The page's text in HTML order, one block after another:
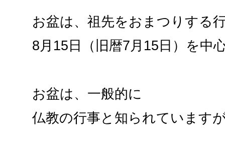
お盆は、祖先をおまつりする
8月15日（旧暦7月15日）を中
お盆は、一般的に
仏教の行事と知られています